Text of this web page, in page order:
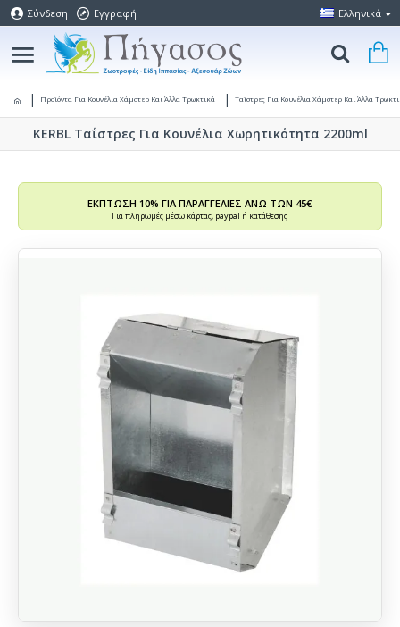
Σύνδεση Εγγραφή Ελληνικά
Προϊόντα Για Κουνέλια Χάμστερ Και Άλλα Τρωκτικά Ταϊστρες Για Κουνέλια Χάμστερ Και Άλλα
KERBL Ταΐστρες Για Κουνέλια Χωρητικότητα 2200ml
ΕΚΠΤΩΣΗ 10% ΓΙΑ ΠΑΡΑΓΓΕΛΙΕΣ ΑΝΩ ΤΩΝ 45€
Για πληρωμές μέσω κάρτας, paypal ή κατάθεσης